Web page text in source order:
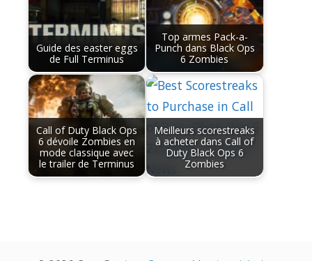
Guide des easter eggs
de Full Terminus
Top armes Pack-a-
Punch dans Black Ops
6 Zombies
Call of Duty Black Ops
6 dévoile Zombies en
mode classique avec
le trailer de Terminus
Meilleurs scorestreaks
à acheter dans Call of
Duty Black Ops 6
Zombies